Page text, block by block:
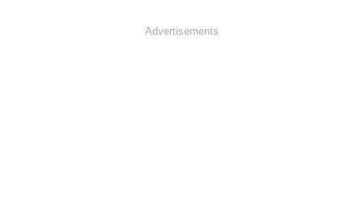
Advertisements